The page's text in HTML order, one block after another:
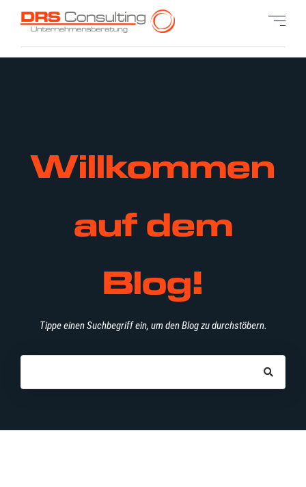
Willkommen
auf dem
Blog!
Tippe einen Suchbegriff ein, um den Blog zu durchstöbern.